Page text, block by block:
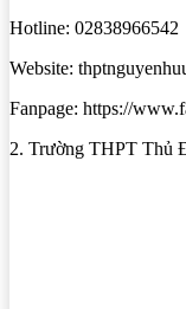
Hotline: 02838966542
Website:
Fanpage: https://
2. Trường THPT Thủ